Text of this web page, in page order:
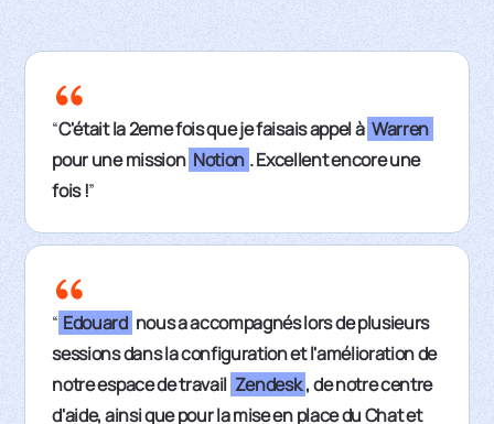
“C'était la 2eme fois que je faisais appel à Warren
pour une mission Notion . Excellent encore une
fois !”
“ Edouard nous a accompagnés lors de plusieurs
sessions dans la configuration et l'amélioration de
notre espace de travail Zendesk , de notre centre
d'aide, ainsi que pour la mise en place du Chat et